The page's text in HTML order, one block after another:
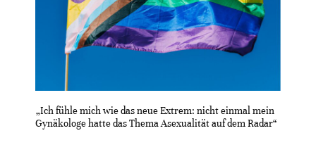
„Ich fühle mich wie das neue Extrem: nicht einmal mein
Gynäkologe hatte das Thema Asexualität auf dem Radar“